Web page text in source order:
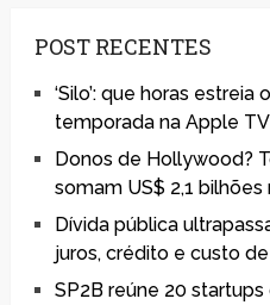
POST RECENTES
‘Silo’: que horas
temporada na Apple
Donos de Hollywood?
somam US$ 2,1
Dívida pública
juros, crédito e custo
SP2B reúne 20 startups